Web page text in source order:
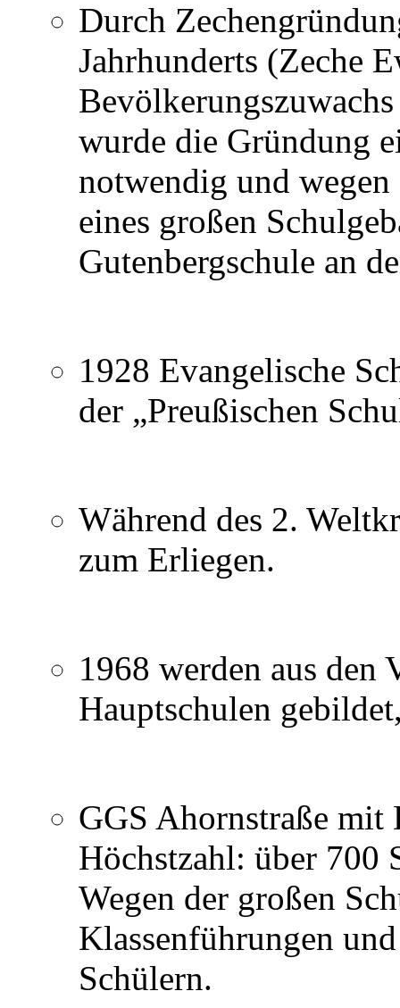
Durch
Jahrhunderts (Zeche
wurde die Gründung
notwendig und wegen
eines großen
Gutenbergschule an
1928 Evangelische
der „Preußischen
Während des 2.
zum Erliegen.
1968 werden aus den
Hauptschulen
GGS Ahornstraße mit
Höchstzahl: über 700
Wegen der großen
Klassenführungen
Schülern.